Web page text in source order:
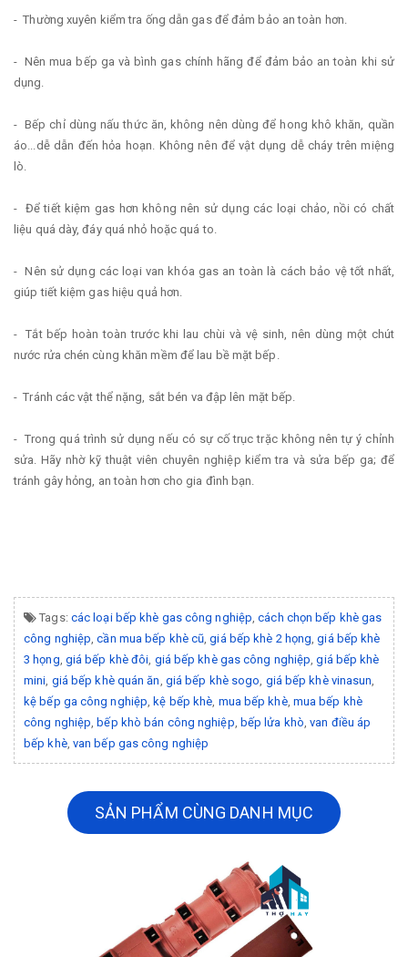
- Thường xuyên kiểm tra ống dẫn gas để đảm bảo an toàn hơn.
- Nên mua bếp ga và bình gas chính hãng để đảm bảo an toàn khi sử
dụng.
- Bếp chỉ dùng nấu thức ăn, không nên dùng để hong khô khăn, quần
áo...dễ dẫn đến hỏa hoạn. Không nên để vật dụng dễ cháy trên miệng
lò.
- Để tiết kiệm gas hơn không nên sử dụng các loại chảo, nồi có chất
liệu quá dày, đáy quá nhỏ hoặc quá to.
- Nên sử dụng các loại van khóa gas an toàn là cách bảo vệ tốt nhất,
giúp tiết kiệm gas hiệu quả hơn.
- Tắt bếp hoàn toàn trước khi lau chùi và vệ sinh, nên dùng một chút
nước rửa chén cùng khăn mềm để lau bề mặt bếp.
- Tránh các vật thể nặng, sắt bén va đập lên mặt bếp.
- Trong quá trình sử dụng nếu có sự cố trục trặc không nên tự ý chỉnh
sửa. Hãy nhờ kỹ thuật viên chuyên nghiệp kiểm tra và sửa bếp ga; để
tránh gây hỏng, an toàn hơn cho gia đình bạn.
Tags: các loại bếp khè gas công nghiệp,cách chọn bếp khè gas
công nghiệp,cần mua bếp khè cũ,giá bếp khè 2 họng,giá bếp khè
3 họng, giá bếp khè đôi, giá bếp khè gas công nghiệp,giá bếp khè
mini, giá bếp khè quán ăn, giá bếp khè sogo, giá bếp khè vinasun,
kệ bếp ga công nghiệp, kệ bếp khè, mua bếp khè, mua bếp khè
công nghiệp, bếp khò bán công nghiệp, bếp lửa khò,van điều áp
bếp khè, van bếp gas công nghiệp
SẢN PHẨM CÙNG DANH MỤC